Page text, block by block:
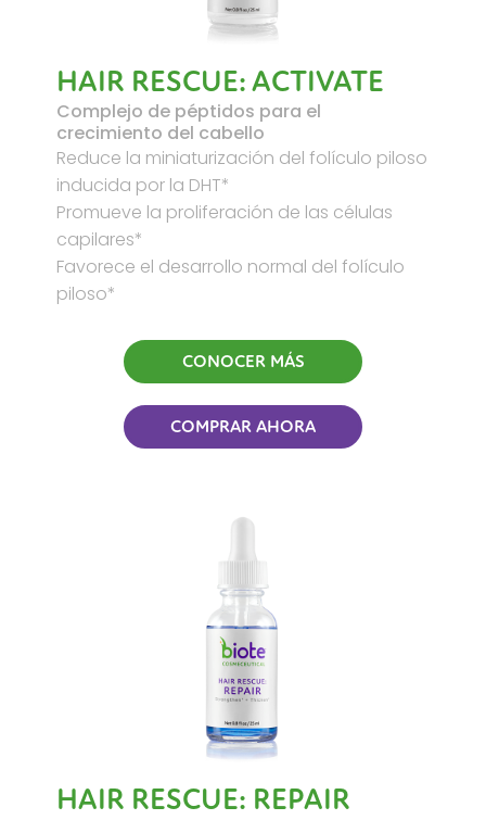
HAIR RESCUE: ACTIVATE
Complejo de péptidos para el
crecimiento del cabello
Reduce la miniaturización del folículo piloso
inducida por la DHT*
Promueve la proliferación de las células
capilares*
Favorece el desarrollo normal del folículo
piloso*
CONOCER MÁS
COMPRAR AHORA
HAIR RESCUE: REPAIR